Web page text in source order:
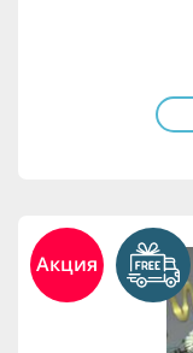
Акция